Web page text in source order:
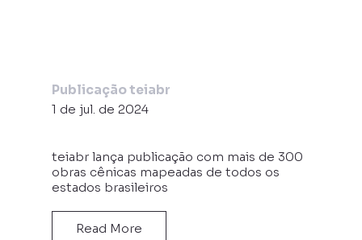
Publicação teiabr
1 de jul. de 2024
teiabr lança publicação com mais de 300
obras cênicas mapeadas de todos os
estados brasileiros
Read More